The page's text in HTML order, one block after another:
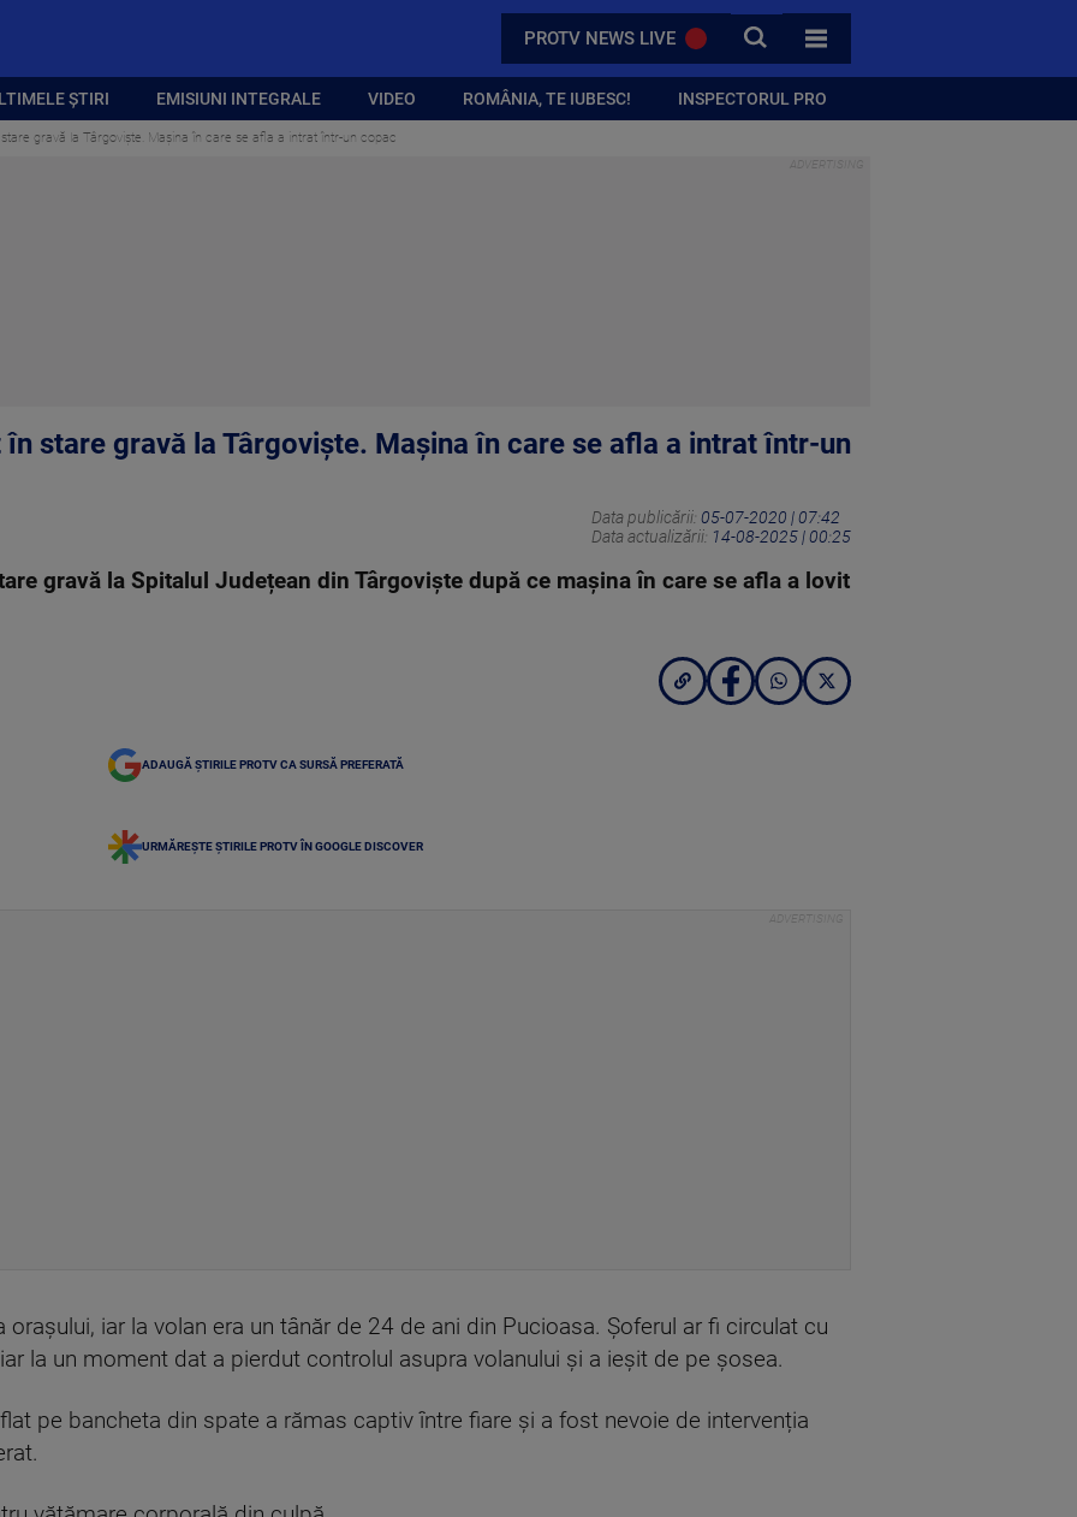
PROTV NEWS LIVE CAUTA
TOATE CATEGORIILE
ȘTIRI EMISIUNI INTEGRALE VIDEO ROMÂNIA, TE IUBESC! INSPECTORUL PRO
gravă la Târgoviște. Mașina în care se afla a intrat într-un copac
stare gravă la Târgoviște. Mașina în care se afla a intrat într-un
Data publicării: 05-07-2020 | 07:42
Data actualizării: 14-08-2025 | 00:25
gravă la Spitalul Județean din Târgoviște după ce mașina în care se afla a lovit
ADAUGĂ ȘTIRILE PROTV CA SURSĂ PREFERATĂ
URMĂREȘTE ȘTIRILE PROTV ÎN GOOGLE DISCOVER
iar la volan era un tânăr de 24 de ani din Pucioasa. Șoferul ar fi circulat cu
la un moment dat a pierdut controlul asupra volanului și a ieșit de pe șosea.
pe bancheta din spate a rămas captiv între fiare și a fost nevoie de intervenția